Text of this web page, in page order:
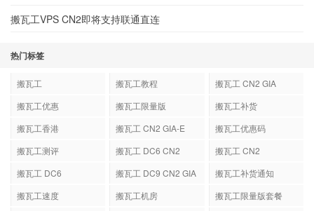
搬瓦工VPS CN2即将支持联通直连
热门标签
搬瓦工 搬瓦工教程
搬瓦工 CN2 GIA
搬瓦工优惠
搬瓦工限量版
搬瓦工补货
搬瓦工香港
搬瓦工 CN2 GIA-E
搬瓦工优惠码
搬瓦工测评
搬瓦工 DC6 CN2
搬瓦工 CN2
搬瓦工 DC6
搬瓦工 DC9 CN2 GIA
搬瓦工补货通知
搬瓦工速度
搬瓦工机房
搬瓦工限量版套餐